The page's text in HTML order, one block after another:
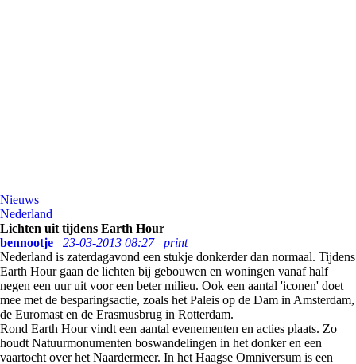
Nieuws
Nederland
Lichten uit tijdens Earth Hour
bennootje
23-03-2013 08:27
print
Nederland is zaterdagavond een stukje donkerder dan normaal. Tijdens
Earth Hour gaan de lichten bij gebouwen en woningen vanaf half
negen een uur uit voor een beter milieu. Ook een aantal 'iconen' doet
mee met de besparingsactie, zoals het Paleis op de Dam in Amsterdam,
de Euromast en de Erasmusbrug in Rotterdam.
Rond Earth Hour vindt een aantal evenementen en acties plaats. Zo
houdt Natuurmonumenten boswandelingen in het donker en een
vaartocht over het Naardermeer. In het Haagse Omniversum is een